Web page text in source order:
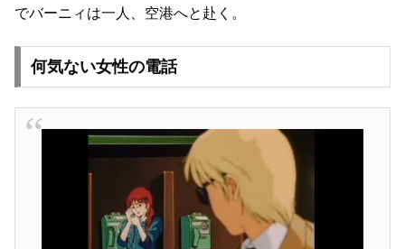
でバーニィは一人、空港へと赴く。
何気ない女性の電話